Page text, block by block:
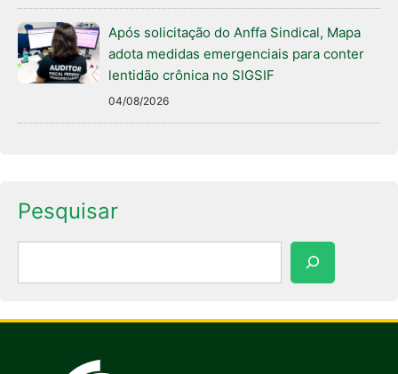
Após solicitação do Anffa Sindical, Mapa
adota medidas emergenciais para conter
lentidão crônica no SIGSIF
04/08/2026
Pesquisar